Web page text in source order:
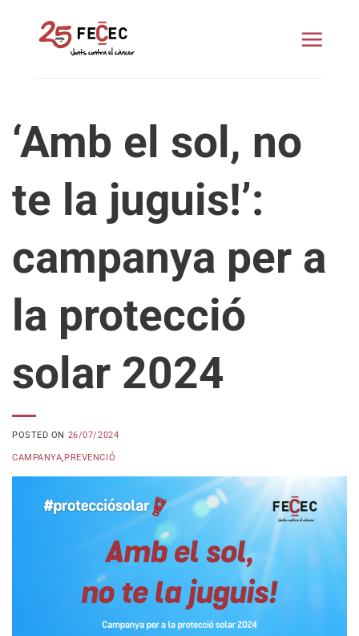
‘Amb el sol, no
te la juguis!’:
campanya per a
la protecció
solar 2024
POSTED ON 26/07/2024
CAMPANYA,PREVENCIÓ